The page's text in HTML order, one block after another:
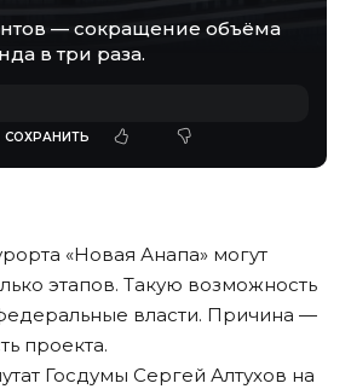
— сокращение объёма
в три раза.
«Новая Анапа» могут
этапов. Такую возможность
власти. Причина —
проекта.
Госдумы Сергей Алтухов на